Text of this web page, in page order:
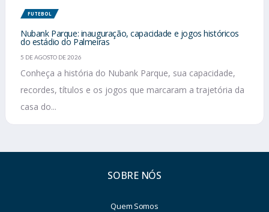
FUTEBOL
Nubank Parque: inauguração, capacidade e jogos históricos
do estádio do Palmeiras
5 DE AGOSTO DE 2026
Conheça a história do Nubank Parque, sua capacidade,
recordes, títulos e os jogos que marcaram a trajetória da
casa do...
SOBRE NÓS
Quem Somos